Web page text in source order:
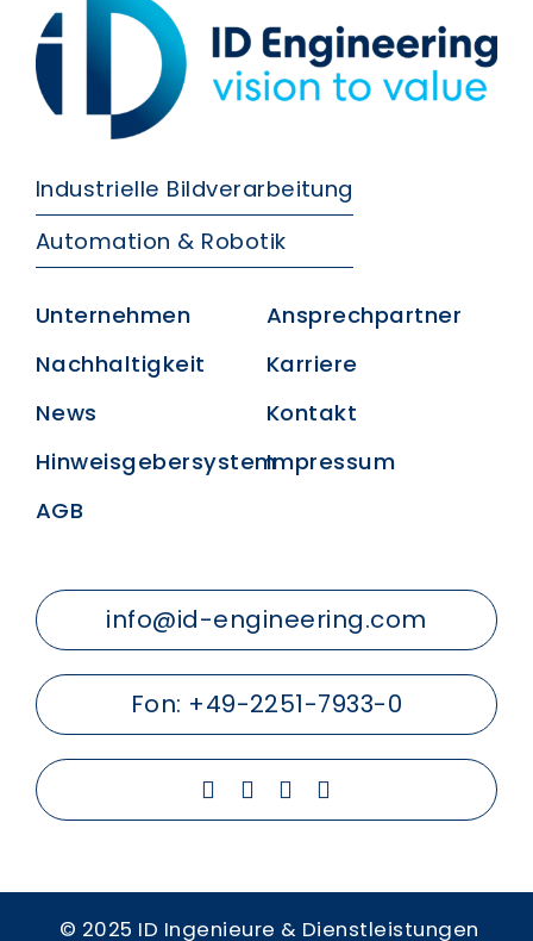
Industrielle Bildverarbeitung
Automation & Robotik
Unternehmen
Ansprechpartner
Nachhaltigkeit
Karriere
News
Kontakt
HinweisgebersystemImpressum
AGB
info@id-engineering.com
Fon: +49-2251-7933-0
© 2025 ID Ingenieure & Dienstleistungen